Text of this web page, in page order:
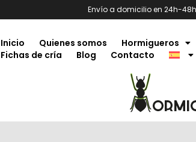
Envío a domicilio en 24h-
Inicio Quienes somos Hormigueros
Fichas de cría
Blog Contacto